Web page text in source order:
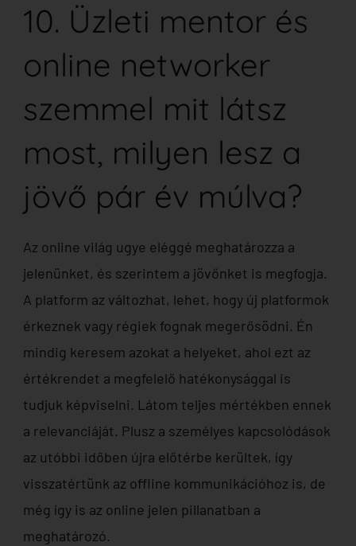
10. Üzleti mentor és
online networker
szemmel mit látsz
most, milyen lesz a
jövő pár év múlva?
Az online világ ugye eléggé meghatározza a
jelenünket, és szerintem a jövőnket is megfogja.
A platform az változhat, lehet, hogy új platformok
érkeznek vagy régiek fognak megerősödni. Én
mindig keresem azokat a helyeket, ahol ezt az
értékrendet a megfelelő hatékonysággal is
tudjuk képviselni. Látom teljes mértékben ennek
a relevanciáját. Plusz a személyes kapcsolódások
az utóbbi időben újra előtérbe kerültek, így
visszatértünk az offline kommunikációhoz is, de
még így is az online jelen pillanatban a
meghatározó.